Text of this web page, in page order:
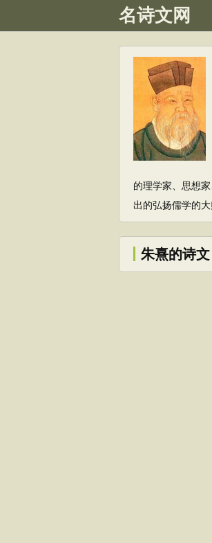
名诗文网
的理学家、思想
出的弘扬儒学的大
朱熹的诗文